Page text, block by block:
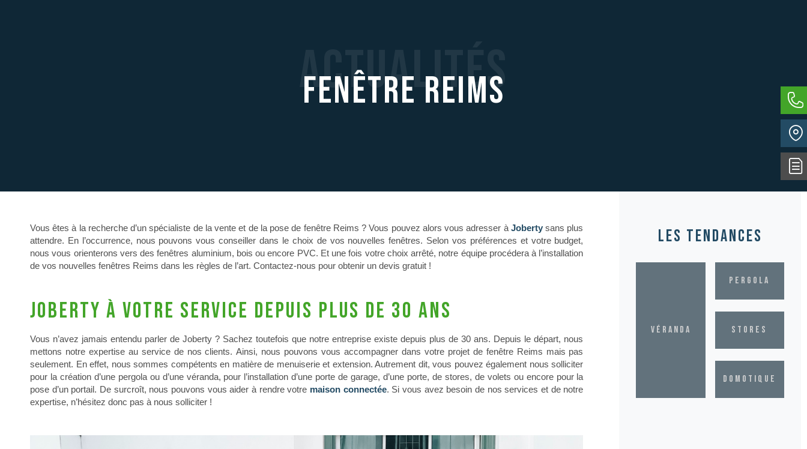
Actualités
Fenêtre Reims
Vous êtes à la recherche d’un spécialiste de la vente et de la pose de fenêtre Reims ? Vous pouvez alors vous adresser à Jobertysans plus
attendre. En l’occurrence, nous pouvons vous conseiller dans le choix de vos nouvelles fenêtres. Selon vos préférences et votre budget,
nous vous orienterons vers des fenêtres aluminium, bois ou encore PVC. Et une fois votre choix arrêté, notre équipe procédera à l’installation
de vos nouvelles fenêtres Reims dans les règles de l’art. Contactez-nous pour obtenir un devis gratuit !
Joberty à votre service depuis plus de 30 ans
Vous n’avez jamais entendu parler de Joberty ? Sachez toutefois que notre entreprise existe depuis plus de 30 ans. Depuis le départ, nous
mettons notre expertise au service de nos clients.Ainsi, nous pouvons vous accompagner dans votre projet de fenêtre Reims mais pas
seulement. En effet, nous sommes compétents en matière de menuiserie et extension. Autrement dit, vous pouvez également nous solliciter
pour la création d’une pergola ou d’une véranda, pour l’installation d’une porte de garage, d’une porte, de stores, de volets ou encore pour la
pose d’un portail. De surcroît, nous pouvons vous aider à rendre votre maison connectée. Si vous avez besoin de nos services et de notre
expertise, n’hésitez donc pas à nous solliciter !
les tendances
véranda
pergola
stores
domotique